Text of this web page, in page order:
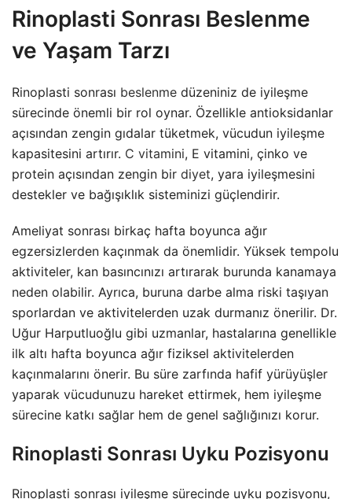
Rinoplasti Sonrası Beslenme
ve Yaşam Tarzı
Rinoplasti sonrası beslenme düzeniniz de iyileşme
sürecinde önemli bir rol oynar. Özellikle antioksidanlar
açısından zengin gıdalar tüketmek, vücudun iyileşme
kapasitesini artırır. C vitamini, E vitamini, çinko ve
protein açısından zengin bir diyet, yara iyileşmesini
destekler ve bağışıklık sisteminizi güçlendirir.
Ameliyat sonrası birkaç hafta boyunca ağır
egzersizlerden kaçınmak da önemlidir. Yüksek tempolu
aktiviteler, kan basıncınızı artırarak burunda kanamaya
neden olabilir. Ayrıca, buruna darbe alma riski taşıyan
sporlardan ve aktivitelerden uzak durmanız önerilir. Dr.
Uğur Harputluoğlu gibi uzmanlar, hastalarına genellikle
ilk altı hafta boyunca ağır fiziksel aktivitelerden
kaçınmalarını önerir. Bu süre zarfında hafif yürüyüşler
yaparak vücudunuzu hareket ettirmek, hem iyileşme
sürecine katkı sağlar hem de genel sağlığınızı korur.
Rinoplasti Sonrası Uyku Pozisyonu
Rinoplasti sonrası iyileşme sürecinde uyku pozisyonu,